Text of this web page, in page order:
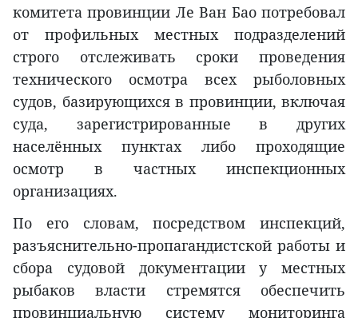
комитета провинции Ле Ван Бао потребовал
от профильных местных подразделений
строго отслеживать сроки проведения
технического осмотра всех рыболовных
судов, базирующихся в провинции, включая
суда, зарегистрированные в других
населённых пунктах либо проходящие
осмотр в частных инспекционных
организациях.
По его словам, посредством инспекций,
разъяснительно-пропагандистской работы и
сбора судовой документации у местных
рыбаков власти стремятся обеспечить
провинциальную систему мониторинга